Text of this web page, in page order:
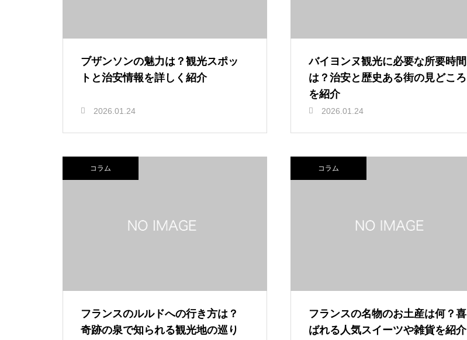
ブザンソンの魅力は？観光スポッ
トと治安情報を詳しく紹介
2026.01.24
バイヨンヌ観光に必要な所要時間
は？治安と歴史ある街の見どころ
を紹介
2026.01.24
コラム
フランスのルルドへの行き方は？
奇跡の泉で知られる観光地の巡り
コラム
フランスの名物のお土産は何？喜
ばれる人気スイーツや雑貨を紹介